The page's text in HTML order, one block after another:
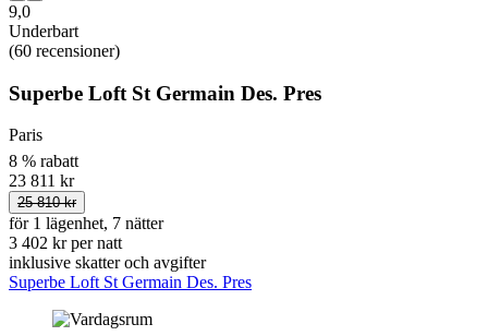
9,0
Underbart
(60 recensioner)
Superbe Loft St Germain Des. Pres
Paris
8 % rabatt
23 811 kr
25 810 kr
för 1 lägenhet, 7 nätter
3 402 kr per natt
inklusive skatter och avgifter
Superbe Loft St Germain Des. Pres